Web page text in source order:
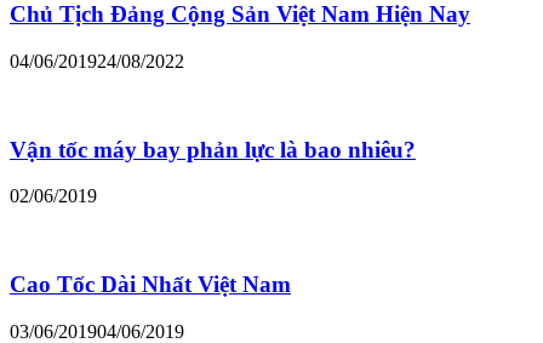
Chủ Tịch Đảng Cộng Sản Việt Nam Hiện Nay
04/06/201924/08/2022
Vận tốc máy bay phản lực là bao nhiêu?
02/06/2019
Cao Tốc Dài Nhất Việt Nam
03/06/201904/06/2019